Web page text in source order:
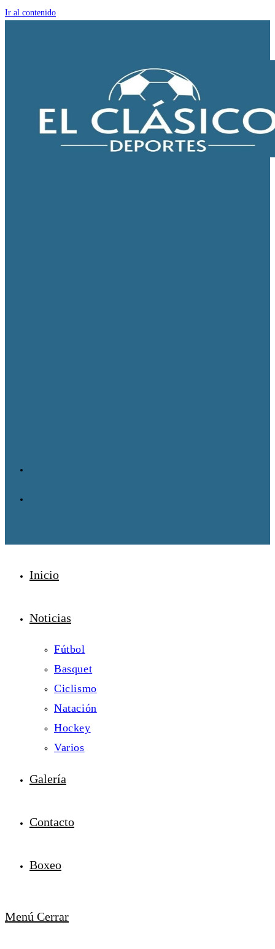
Ir al contenido
Inicio
Noticias
Fútbol
Basquet
Ciclismo
Natación
Hockey
Varios
Galería
Contacto
Boxeo
Menú Cerrar